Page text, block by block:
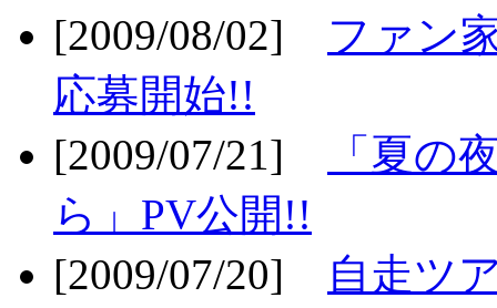
[2009/08/02] ファン
応募開始!!
[2009/07/21]
「夏の
ら」PV公開!!
[2009/07/20]
自走ツ